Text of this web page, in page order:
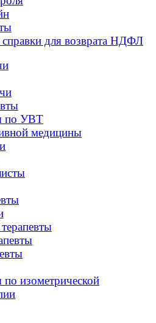
для возврата НДФЛ
по УВТ
медицины
изометрической